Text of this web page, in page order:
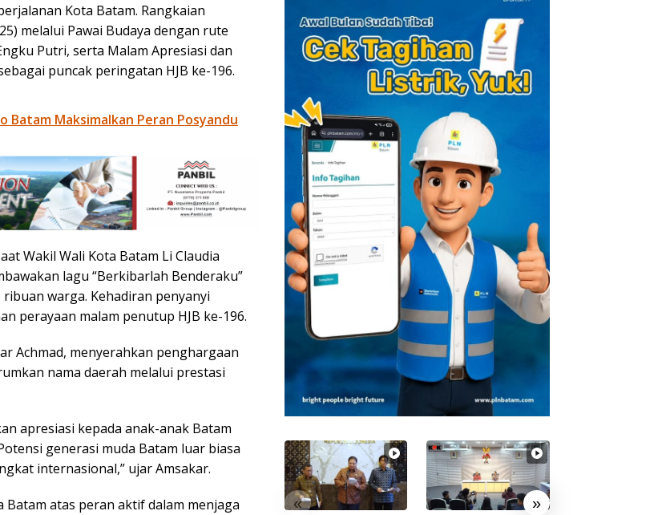
Kota Batam. Rangkaian
melalui Pawai Budaya dengan rute
Putri, serta Malam Apresiasi dan
puncak peringatan HJB ke-196.
Batam Maksimalkan Peran Posyandu
Wakil Wali Kota Batam Li Claudia
lagu “Berkibarlah Benderaku”
warga. Kehadiran penyanyi
perayaan malam penutup HJB ke-196.
Achmad, menyerahkan penghargaan
nama daerah melalui prestasi
apresiasi kepada anak-anak Batam
generasi muda Batam luar biasa
internasional,” ujar Amsakar.
atas peran aktif dalam menjaga
« »